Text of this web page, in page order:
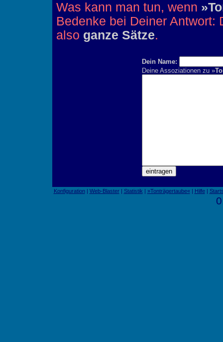
Was kann man tun, wenn
Bedenke bei Deiner Antwort:
also ganze Sätze.
Dein Name:
Deine Assoziationen zu »
Konfiguration| Web-Blaster| Statistik | »Tonträgertaube«| Hilfe|